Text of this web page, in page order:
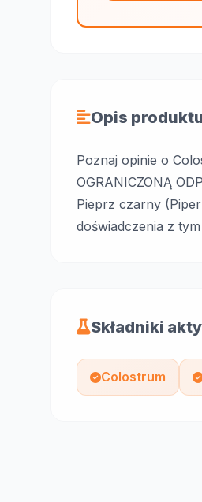
Opis
Poznaj opinie o
OGRANICZONĄ
Pieprz czarny
doświadczenia z
Składniki
Colostrum